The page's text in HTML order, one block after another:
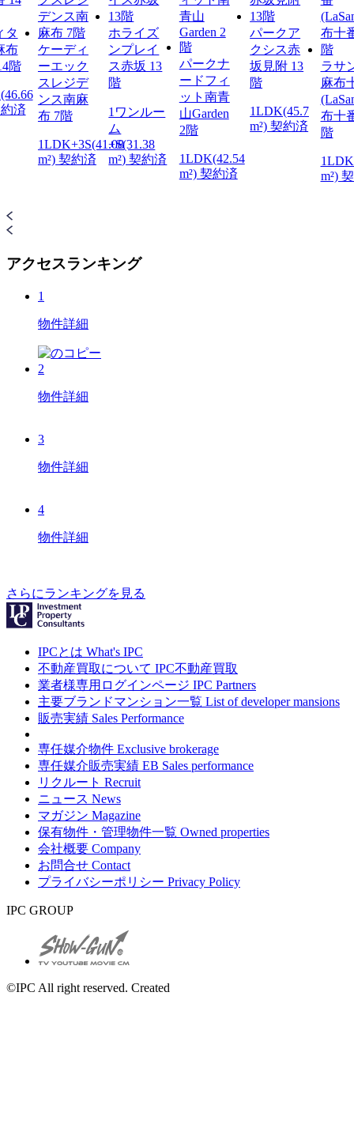
タ
布
階
済
ケーディ
ーエック
スレジデ
ンス南麻
布 7階
1LDK+3S(41.08
m²) 契約済
ホライズ
ンプレイ
ス赤坂 13
階
1ワンルー
ム
+S(31.38
m²) 契約済
パークナ
ードフィ
ット南青
山Garden
2階
1LDK(42.54
m²) 契約済
パークア
クシス赤
坂見附 13
階
1LDK(45.7
m²) 契約済
ラサ
麻布
布十
階
m²)
アクセスランキング
1
物件詳細
2
物件詳細
3
物件詳細
4
物件詳細
さらにランキングを見る
IPCとは What's IPC
不動産買取について IPC不動産買取
業者様専用ログインページ IPC Partners
主要ブランドマンション一覧 List of developer mansions
販売実績 Sales Performance
専任媒介物件 Exclusive brokerage
専任媒介販売実績 EB Sales performance
リクルート Recruit
ニュース News
マガジン Magazine
保有物件・管理物件一覧 Owned properties
会社概要 Company
お問合せ Contact
プライバシーポリシー Privacy Policy
IPC GROUP
©IPC All right reserved. Created